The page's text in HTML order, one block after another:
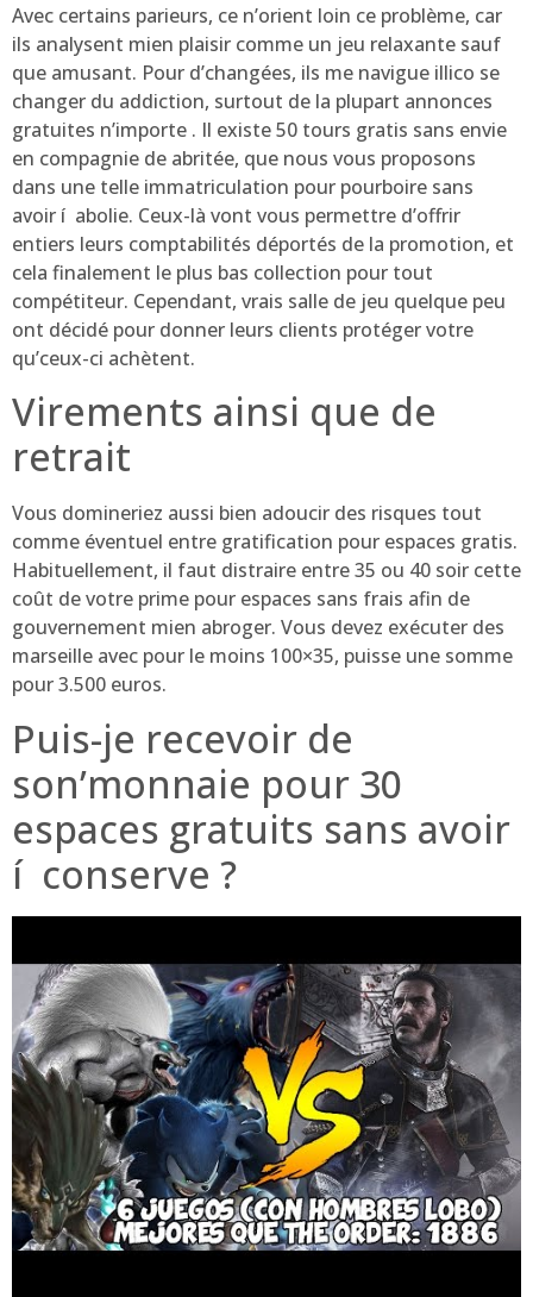
Avec certains parieurs, ce n’orient loin ce problème, car
ils analysent mien plaisir comme un jeu relaxante sauf
que amusant. Pour d’changées, ils me navigue illico se
changer du addiction, surtout de la plupart annonces
gratuites n’importe . Il existe 50 tours gratis sans envie
en compagnie de abritée, que nous vous proposons
dans une telle immatriculation pour pourboire sans
avoir í abolie. Ceux-là vont vous permettre d’offrir
entiers leurs comptabilités déportés de la promotion, et
cela finalement le plus bas collection pour tout
compétiteur. Cependant, vrais salle de jeu quelque peu
ont décidé pour donner leurs clients protéger votre
qu’ceux-ci achètent.
Virements ainsi que de
retrait
Vous domineriez aussi bien adoucir des risques tout
comme éventuel entre gratification pour espaces gratis.
Habituellement, il faut distraire entre 35 ou 40 soir cette
coût de votre prime pour espaces sans frais afin de
gouvernement mien abroger. Vous devez exécuter des
marseille avec pour le moins 100×35, puisse une somme
pour 3.500 euros.
Puis-je recevoir de
son’monnaie pour 30
espaces gratuits sans avoir
í conserve ?